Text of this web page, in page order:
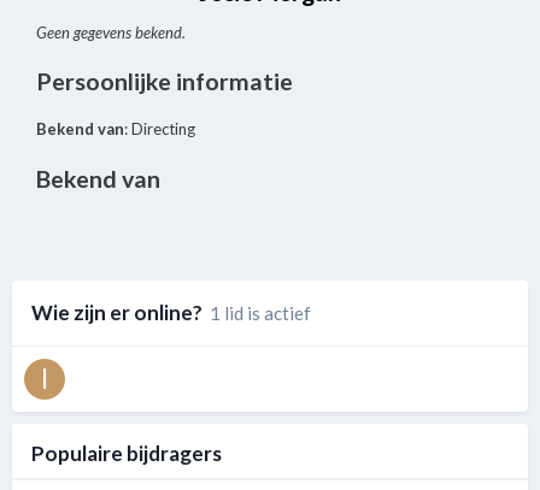
Geen gegevens bekend.
Persoonlijke informatie
Bekend van: Directing
Bekend van
Wie zijn er online? 1 lid is actief
Populaire bijdragers